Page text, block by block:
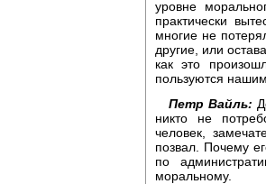
уровне
практически
многие не
другие, или
как это
пользуются
Петр Вайль:
никто не
человек,
позвал. Почему
по
моральному.